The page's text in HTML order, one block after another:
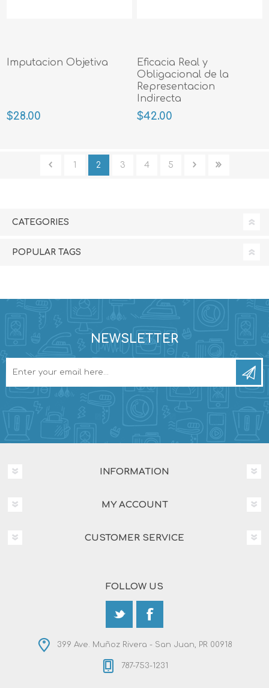
Imputacion Objetiva
$28.00
Eficacia Real y
Obligacional de la
Representacion
Indirecta
$42.00
1 2 3 4 5
CATEGORIES
POPULAR TAGS
NEWSLETTER
INFORMATION
MY ACCOUNT
CUSTOMER SERVICE
FOLLOW US
399 Ave. Muñoz Rivera - San Juan, PR 00918
787-753-1231